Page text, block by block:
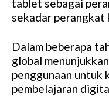
tablet sebagai
sekadar perangkat
Dalam beberapa
global
penggunaan untuk
pembelajaran